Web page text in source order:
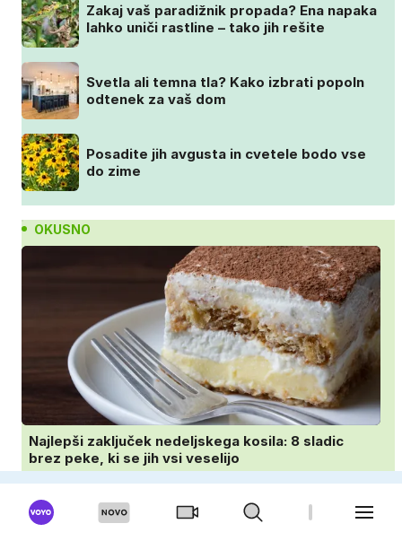
Zakaj vaš paradižnik propada? Ena napaka
lahko uniči rastline – tako jih rešite
Svetla ali temna tla? Kako izbrati popoln
odtenek za vaš dom
Posadite jih avgusta in cvetele bodo vse
do zime
OKUSNO
Najlepši zaključek nedeljskega kosila: 8 sladic
brez peke, ki se jih vsi veselijo
ponvi je trik za popoln rezultat